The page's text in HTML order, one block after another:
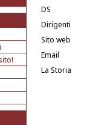
DS
Dirigenti
Sito web
Email
La Storia